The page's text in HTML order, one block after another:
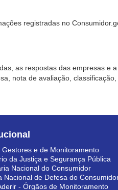
registradas no
as respostas das empresas e
nota de avaliação,
Gestores e de Monitoramento
da Justiça e Segurança Pública
Nacional do Consumidor
Nacional de Defesa do
- Órgãos de Monitoramento